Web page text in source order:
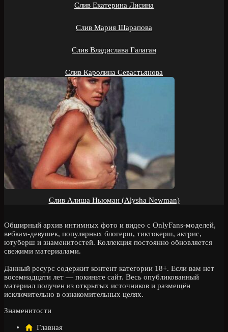
Слив Екатерина Лисина
Слив Мария Шарапова
Слив Владислава Галаган
Слив Каролина Севастьянова
Слив Алиша Ньюман (Alysha Newman)
Обширный архив интимных фото и видео с OnlyFans-моделей,
вебкам-девушек, популярных блогерш, тиктокерш, актрис,
ютуберш и знаменитостей. Коллекция постоянно обновляется
свежими материалами.
Данный ресурс содержит контент категории 18+. Если вам нет
восемнадцати лет — покиньте сайт. Весь опубликованный
материал получен из открытых источников и размещён
исключительно в ознакомительных целях.
Знаменитости
Главная